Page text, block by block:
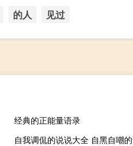
的人 见过
经典的正能量语录
自我调侃的说说大全 自黑自嘲